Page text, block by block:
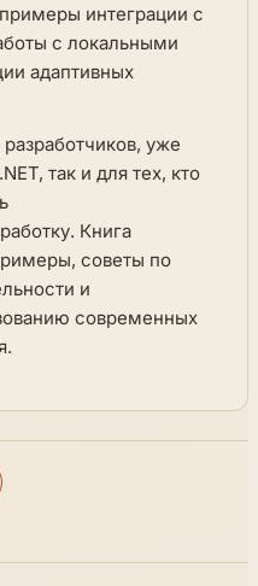
интеграции с
с локальными
адаптивных
уже
так и для тех, кто
Книга
советы по
и
современных